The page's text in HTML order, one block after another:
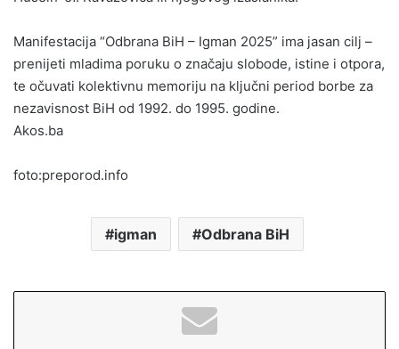
Manifestacija “Odbrana BiH – Igman 2025” ima jasan cilj –
prenijeti mladima poruku o značaju slobode, istine i otpora,
te očuvati kolektivnu memoriju na ključni period borbe za
nezavisnost BiH od 1992. do 1995. godine.
Akos.ba
foto:preporod.info
igman Odbrana BiH